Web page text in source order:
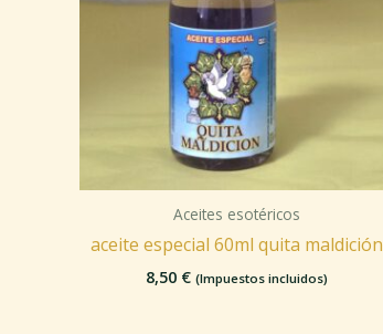
Aceites esotéricos
aceite especial 60ml quita maldición
8,50 € (Impuestos incluidos)